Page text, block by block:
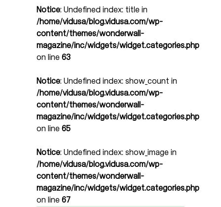
Notice: Undefined index: title in
/home/vidusa/blog.vidusa.com/wp-
content/themes/wonderwall-
magazine/inc/widgets/widget.categories.php
on line 63
Notice: Undefined index: show_count in
/home/vidusa/blog.vidusa.com/wp-
content/themes/wonderwall-
magazine/inc/widgets/widget.categories.php
on line 65
Notice: Undefined index: show_image in
/home/vidusa/blog.vidusa.com/wp-
content/themes/wonderwall-
magazine/inc/widgets/widget.categories.php
on line 67